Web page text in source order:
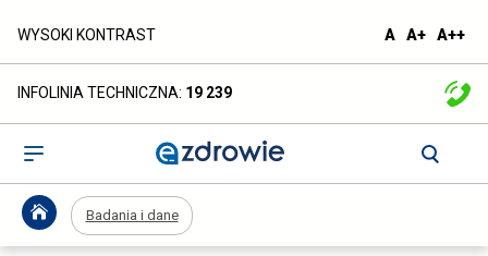
Badania
i
dane
ezdrowie.gov.pl
WYSOKI KONTRAST A domyślna
A+większa
A++
INFOLINIA TECHNICZNA: 19 239
Otwórz
Badania i dane